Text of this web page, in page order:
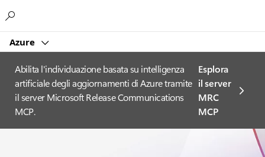
Azure
Abilita l'individuazione basata su intelligenza
artificiale degli aggiornamenti di Azure tramite
il server Microsoft Release Communications
MCP.
Esplora
il server
MRC
MCP